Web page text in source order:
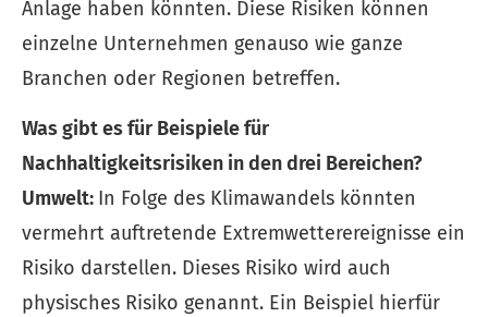
Anlage haben könnten. Diese Risiken können
einzelne Unternehmen genauso wie ganze
Branchen oder Regionen betreffen.
Was gibt es für Beispiele für
Nachhaltigkeitsrisiken in den drei Bereichen?
Umwelt: In Folge des Klimawandels könnten
vermehrt auftretende Extremwetterereignisse ein
Risiko darstellen. Dieses Risiko wird auch
physisches Risiko genannt. Ein Beispiel hierfür